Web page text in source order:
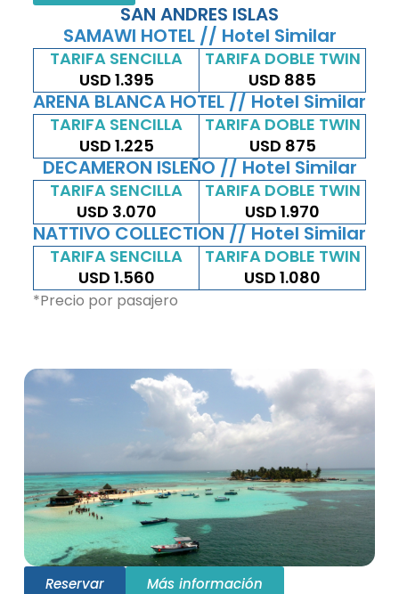
SAN ANDRES ISLAS
SAMAWI HOTEL // Hotel Similar
TARIFA SENCILLA
USD 1.395
TARIFA DOBLE TWIN
USD 885
ARENA BLANCA HOTEL // Hotel Similar
TARIFA SENCILLA
USD 1.225
TARIFA DOBLE TWIN
USD 875
DECAMERON ISLEÑO // Hotel Similar
TARIFA SENCILLA
USD 3.070
TARIFA DOBLE TWIN
USD 1.970
NATTIVO COLLECTION // Hotel Similar
TARIFA SENCILLA
USD 1.560
TARIFA DOBLE TWIN
USD 1.080
*Precio por pasajero
Reservar Más información